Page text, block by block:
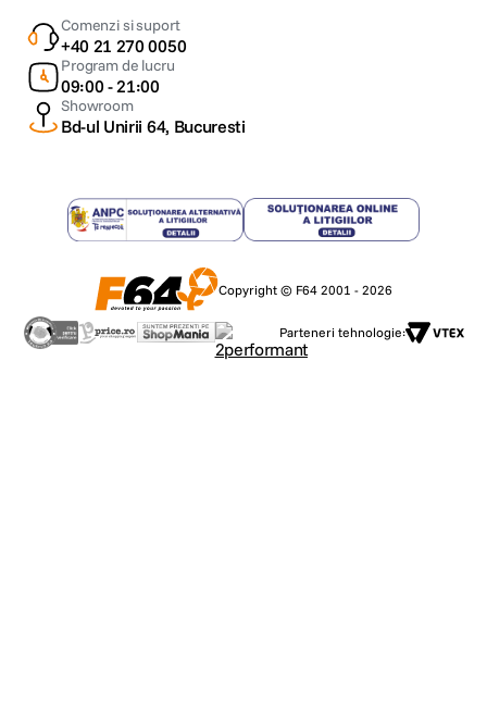
Comenzi si suport
+40 21 270 0050
Program de lucru
09:00 - 21:00
Showroom
Bd-ul Unirii 64, Bucuresti
Copyright © F64 2001 - 2026
Parteneri tehnologie: